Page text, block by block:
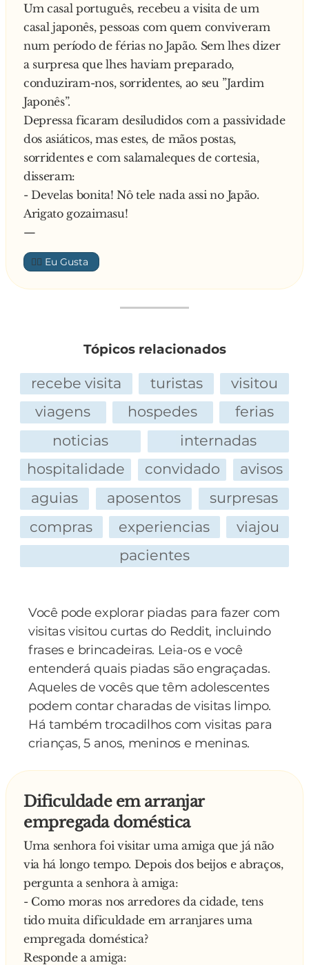
Explica a filha:
- Mas pai, eu nã ‘aguento mais .. .nã me posso
baixar para apanhar nada, que lá vem ele … e
pimba, e catrapimba, ufff! Quando me casê, o
mê rabinho parecia uma moeda d’ um cêntime,
agora parece uma moeda d’ um Euro!
Diz o pai:
- Atão, e ó filha … vais tu arranjar problemes por
causa de 99 cêntimes?
Um casal português, recebeu a visita de um
casal japonês, pessoas com quem conviveram
num período de férias no Japão. Sem lhes dizer
a surpresa que lhes haviam preparado,
conduziram-nos, sorridentes, ao seu ”Jardim
Japonês”.
Depressa ficaram desiludidos com a passividade
dos asiáticos, mas estes, de mãos postas,
sorridentes e com salamaleques de cortesia,
disseram:
- Develas bonita! Nô tele nada assi no Japão.
Arigato gozaimasu!
—
👍🏼
Tópicos relacionados
recebe visita turistas
visitou
viagens
hospedes
ferias
noticias
internadas
hospitalidade
convidado
avisos
aguias
aposentos
surpresas
compras
experiencias
viajou
pacientes
Você pode explorar piadas para fazer com
visitas visitou curtas do Reddit, incluindo
frases e brincadeiras. Leia-os e você
entenderá quais piadas são engraçadas.
Aqueles de vocês que têm adolescentes
podem contar charadas de visitas limpo.
Há também trocadilhos com visitas para
crianças, 5 anos, meninos e meninas.
Dificuldade em arranjar
empregada doméstica
Uma senhora foi visitar uma amiga que já não
via há longo tempo. Depois dos beijos e abraços,
pergunta a senhora à amiga:
- Como moras nos arredores da cidade, tens
tido muita dificuldade em arranjares uma
empregada doméstica?
Responde a amiga: